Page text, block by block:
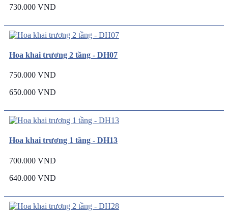
730.000 VND
Hoa khai trương 2 tầng - DH07
750.000 VND
650.000 VND
Hoa khai trương 1 tầng - DH13
700.000 VND
640.000 VND